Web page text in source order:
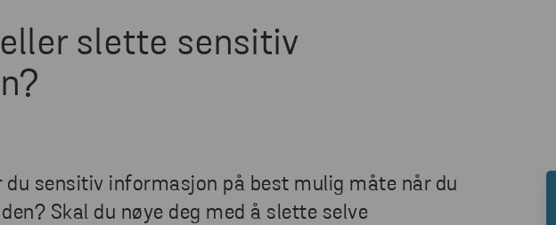
slette sensitiv
du sensitiv informasjon på best mulig måte når du
Skal du nøye deg med å slette selve